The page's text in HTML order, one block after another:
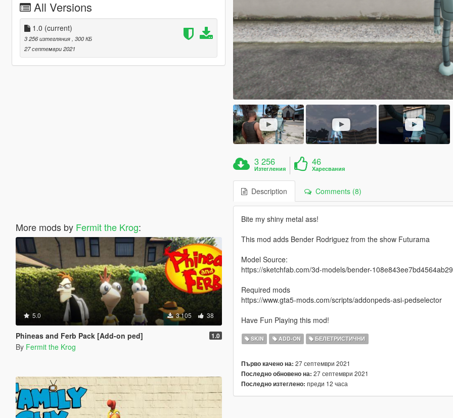
All Versions
1.0 (current)
3 256 изтегляния , 300 КБ
27 септември 2021
More mods by Fermit the Krog:
5.0 3 105 38
Phineas and Ferb Pack [Add-on ped] 1.0
By Fermit the Krog
3 256
Изтегления
46
Харесвания
Description Comments (8)
Bite my shiny metal ass!
This mod adds Bender Rodriguez from the show Futurama
Model Source:
https://sketchfab.com/3d-models/bender-
Required mods
https://www.gta5-mods.com/scripts/addonpeds-asi-pedselector
Have Fun Playing this mod!
SKIN ADD-ON БЕЛЕТРИСТИЧНИ
Първо качено на: 27 септември 2021
Последно обновено на: 27 септември 2021
Последно изтеглено: преди 12 часа